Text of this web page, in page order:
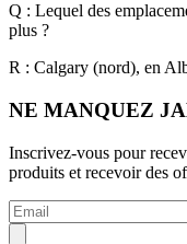
Q : Lequel des
plus ?
R : Calgary (nord), en
NE MANQUEZ
Inscrivez-vous pour
produits et recevoir des